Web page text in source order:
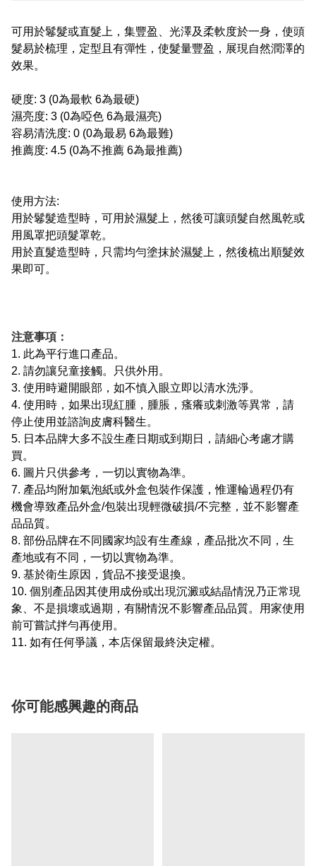
可用於鬈髮或直髮上，集豐盈、光澤及柔軟度於一身，使頭
髮易於梳理，定型且有彈性，使髮量豐盈，展現自然潤澤的
效果。
硬度: 3 (0為最軟 6為最硬)
濕亮度: 3 (0為啞色 6為最濕亮)
容易清洗度: 0 (0為最易 6為最難)
推薦度: 4.5 (0為不推薦 6為最推薦)
使用方法:
用於鬈髮造型時，可用於濕髮上，然後可讓頭髮自然風乾或
用風罩把頭髮罩乾。
用於直髮造型時，只需均勻塗抹於濕髮上，然後梳出順髮效
果即可。
注意事項：
1. 此為平行進口產品。
2. 請勿讓兒童接觸。只供外用。
3. 使用時避開眼部，如不慎入眼立即以清水洗淨。
4. 使用時，如果出現紅腫，腫脹，瘙癢或刺激等異常，請
停止使用並諮詢皮膚科醫生。
5. 日本品牌大多不設生產日期或到期日，請細心考慮才購
買。
6. 圖片只供參考，一切以實物為準。
7. 產品均附加氣泡紙或外盒包裝作保護，惟運輪過程仍有
機會導致產品外盒/包裝出現輕微破損/不完整，並不影響產
品品質。
8. 部份品牌在不同國家均設有生產線，產品批次不同，生
產地或有不同，一切以實物為準。
9. 基於衛生原因，貨品不接受退換。
10. 個別產品因其使用成份或出現沉澱或結晶情況乃正常現
象、不是損壞或過期，有關情況不影響產品品質。用家使用
前可嘗試拌勻再使用。
11. 如有任何爭議，本店保留最終決定權。
你可能感興趣的商品